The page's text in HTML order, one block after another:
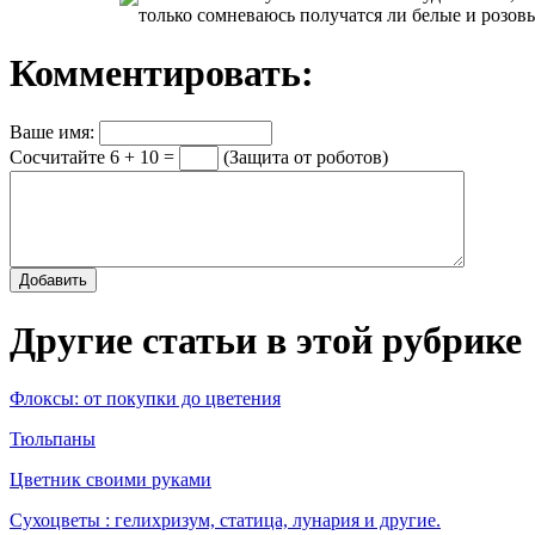
только сомневаюсь получатся ли белые и
Комментировать:
Ваше имя:
Сосчитайте 6 + 10 =
(Защита от роботов)
Другие статьи в этой рубрике
Флоксы: от покупки до цветения
Тюльпаны
Цветник своими руками
Сухоцветы : гелихризум, статица, лунария и другие.